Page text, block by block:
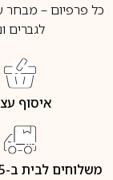
כל פרפיום – מבחר
לגברים
איסוף
משלוחים לבית ב-5 ימי עסקים